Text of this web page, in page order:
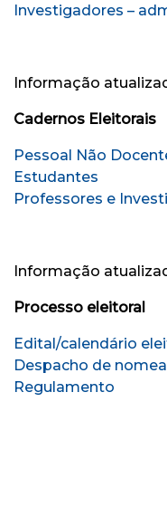
Investigadores –
Informação
Cadernos Eleitorais
Pessoal Não
Estudantes
Professores e
Informação
Processo eleitoral
Edital/calendário
Despacho de
Regulamento